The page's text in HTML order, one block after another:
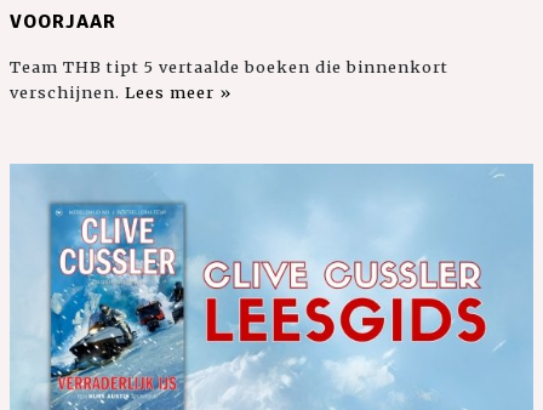
VOORJAAR
Team THB tipt 5 vertaalde boeken die binnenkort
verschijnen. Lees meer »